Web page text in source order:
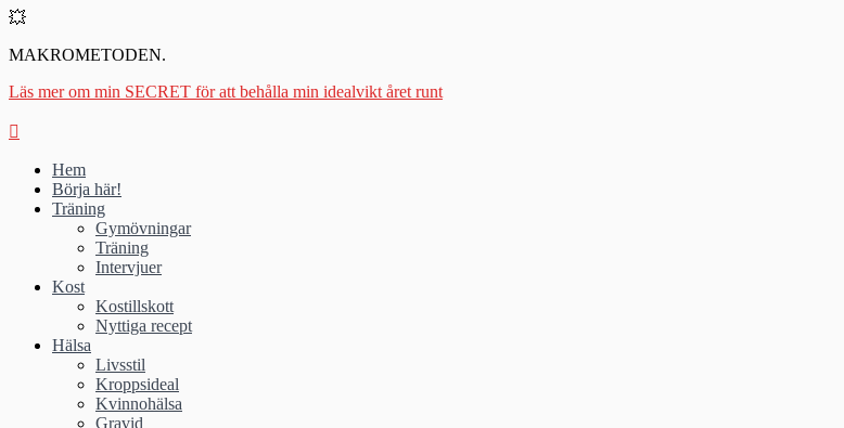
💥
MAKROMETODEN.
Läs mer om min SECRET för att behålla min idealvikt året runt
Hem
Börja här!
Träning
Gymövningar
Träning
Intervjuer
Kost
Kostillskott
Nyttiga recept
Hälsa
Livsstil
Kroppsideal
Kvinnohälsa
Gravid